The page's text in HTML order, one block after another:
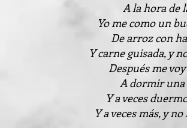
A la hora de
Yo me como un
De arroz con
Y carne guisada, y
Después me
A dormir una
Y a veces
Y a veces más, y